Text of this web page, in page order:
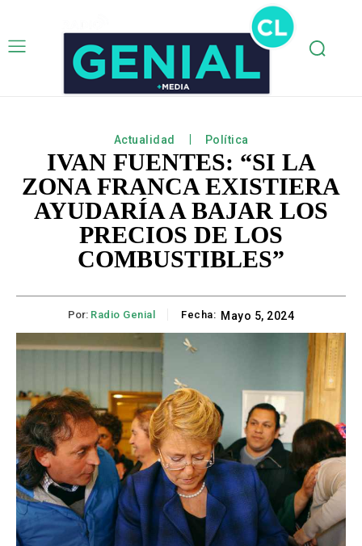
Actualidad Política
IVAN FUENTES: “SI LA
ZONA FRANCA EXISTIERA
AYUDARÍA A BAJAR LOS
PRECIOS DE LOS
COMBUSTIBLES”
Por: Radio Genial Fecha: Mayo 5, 2024